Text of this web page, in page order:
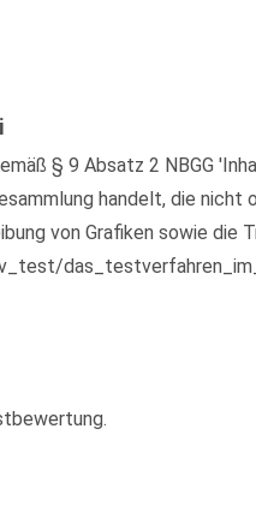
§ 9 Absatz 2 NBGG
handelt, die nicht
von Grafiken sowie die